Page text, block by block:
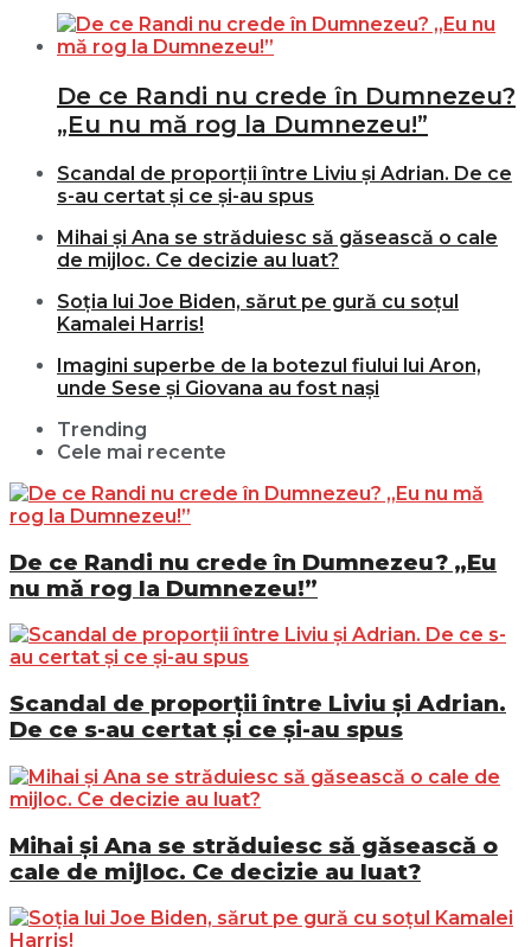
De ce Randi nu crede în Dumnezeu?
„Eu nu mă rog la Dumnezeu!”
Scandal de proporții între Liviu și Adrian. De ce
s-au certat și ce și-au spus
Mihai și Ana se străduiesc să găsească o cale
de mijloc. Ce decizie au luat?
Soția lui Joe Biden, sărut pe gură cu soțul
Kamalei Harris!
Imagini superbe de la botezul fiului lui Aron,
unde Sese și Giovana au fost nași
Trending
Cele mai recente
De ce Randi nu crede în Dumnezeu? „Eu
nu mă rog la Dumnezeu!”
Scandal de proporții între Liviu și Adrian.
De ce s-au certat și ce și-au spus
Mihai și Ana se străduiesc să găsească o
cale de mijloc. Ce decizie au luat?